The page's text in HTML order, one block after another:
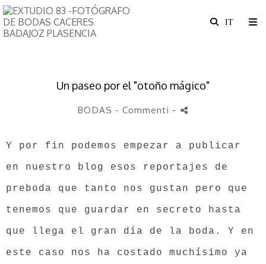
Un paseo por el "otoño mágico"
BODAS - Commenti -
Y por fin podemos empezar a publicar
en nuestro blog esos reportajes de
preboda que tanto nos gustan pero que
tenemos que guardar en secreto hasta
que llega el gran día de la boda. Y en
este caso nos ha costado muchísimo ya